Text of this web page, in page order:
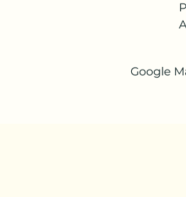
Google